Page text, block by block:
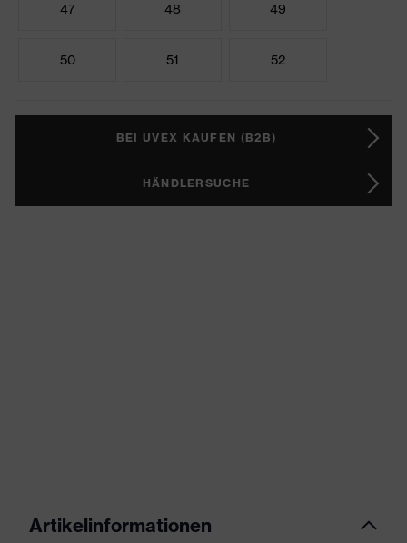
47 48 49
50 51 52
BEI UVEX KAUFEN (B2B)
HÄNDLERSUCHE
Artikelinformationen